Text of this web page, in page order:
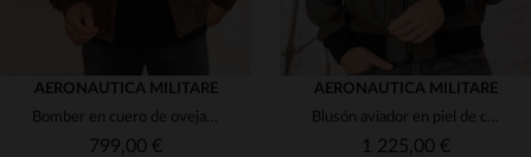
AERONAUTICA MILITARE
Bomber en cuero de oveja velours chocolate de Aeronautica Militare.
799,00 €
AERONAUTICA MILITARE
Blusón aviador en piel de cordero gris envejecido, corte regular.
1 225,00 €